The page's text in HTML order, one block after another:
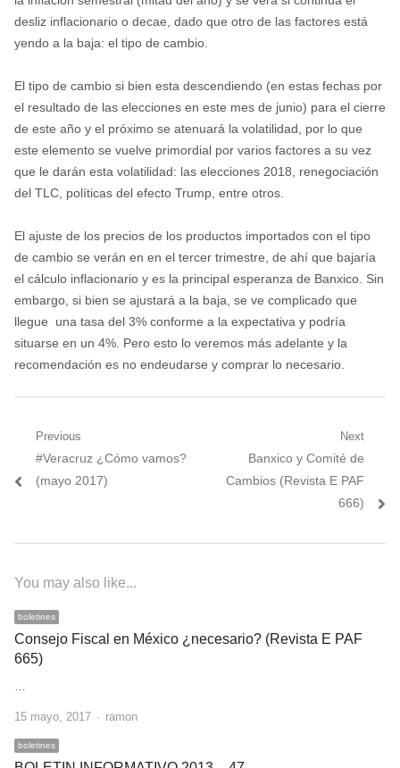
desliz inflacionario o decae, dado que otro de las factores está
yendo a la baja: el tipo de cambio.
El tipo de cambio si bien esta descendiendo (en estas fechas por
el resultado de las elecciones en este mes de junio) para el cierre
de este año y el próximo se atenuará la volatilidad, por lo que
este elemento se vuelve primordial por varios factores a su vez
que le darán esta volatilidad: las elecciones 2018, renegociación
del TLC, políticas del efecto Trump, entre otros.
El ajuste de los precios de los productos importados con el tipo
de cambio se verán en en el tercer trimestre, de ahí que bajaría
el cálculo inflacionario y es la principal esperanza de Banxico. Sin
embargo, si bien se ajustará a la baja, se ve complicado que
llegue
una tasa del 3% conforme a la expectativa y podría
situarse en un 4%. Pero esto lo veremos más adelante y la
recomendación es no endeudarse y comprar lo necesario.
Navegación
de
Previous
Previous
post:
#Veracruz ¿Cómo vamos?
(mayo 2017)
Next
Next
post:
Banxico y Comité de
Cambios (Revista E PAF
666)
You may also like...
boletines
Consejo Fiscal en México ¿necesario? (Revista E PAF
665)
15 mayo, 2017 Author
ramon
boletines